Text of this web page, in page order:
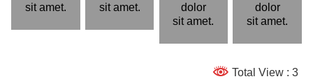
sit amet.
sit amet.
dolor
sit amet.
dolor
sit amet.
Total View : 3